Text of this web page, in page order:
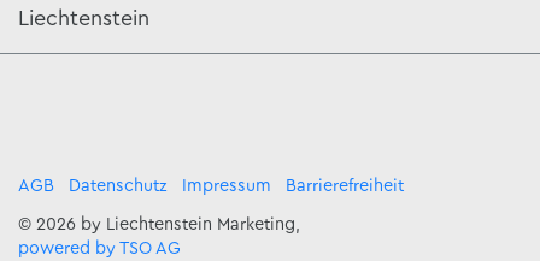
Liechtenstein
AGB Datenschutz Impressum Barrierefreiheit
© 2026 by Liechtenstein Marketing,
powered by TSO AG